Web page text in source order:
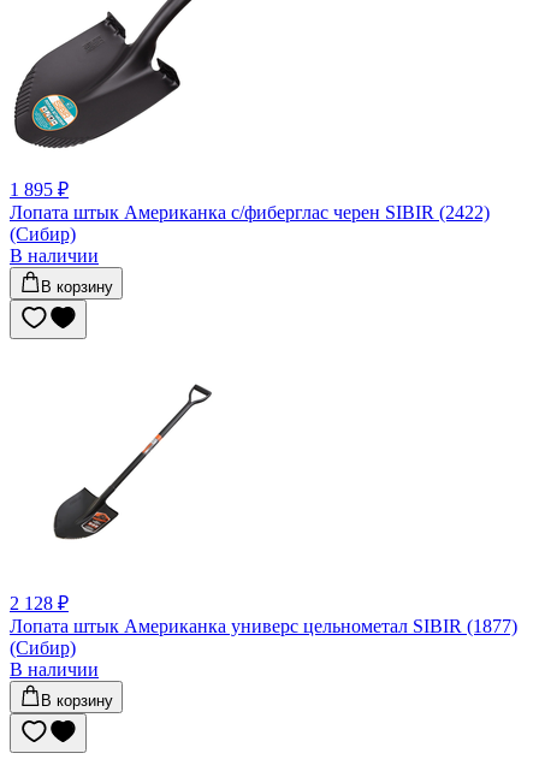
1 895 ₽
Лопата штык Американка с/фиберглас черен SIBIR (2422)
(Сибир)
В наличии
В корзину
2 128 ₽
Лопата штык Американка универс цельнометал SIBIR (1877)
(Сибир)
В наличии
В корзину